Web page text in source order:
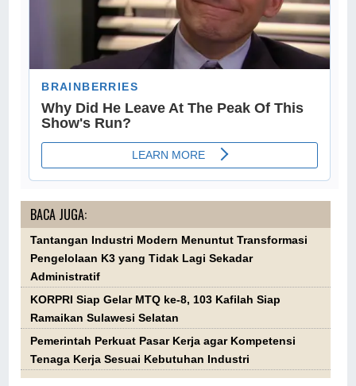
BACA JUGA:
Tantangan Industri Modern Menuntut Transformasi
Pengelolaan K3 yang Tidak Lagi Sekadar
Administratif
KORPRI Siap Gelar MTQ ke-8, 103 Kafilah Siap
Ramaikan Sulawesi Selatan
Pemerintah Perkuat Pasar Kerja agar Kompetensi
Tenaga Kerja Sesuai Kebutuhan Industri